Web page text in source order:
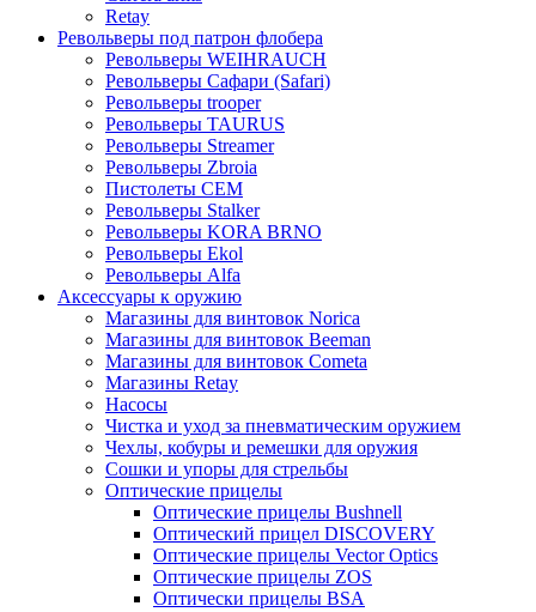
Retay
Револьверы под патрон флобера
Револьверы WEIHRAUCH
Револьверы Сафари (Safari)
Револьверы trooper
Револьверы TAURUS
Револьверы Streamer
Револьверы Zbroia
Пистолеты СЕМ
Револьверы Stalker
Револьверы KORA BRNO
Револьверы Ekol
Револьверы Alfa
Аксессуары к оружию
Магазины для винтовок Norica
Магазины для винтовок Beeman
Магазины для винтовок Cometa
Магазины Retay
Насосы
Чистка и уход за пневматическим оружием
Чехлы, кобуры и ремешки для оружия
Сошки и упоры для стрельбы
Оптические прицелы
Оптические прицелы Bushnell
Оптический прицел DISCOVERY
Оптические прицелы Vector Optics
Оптические прицелы ZOS
Оптически прицелы BSA